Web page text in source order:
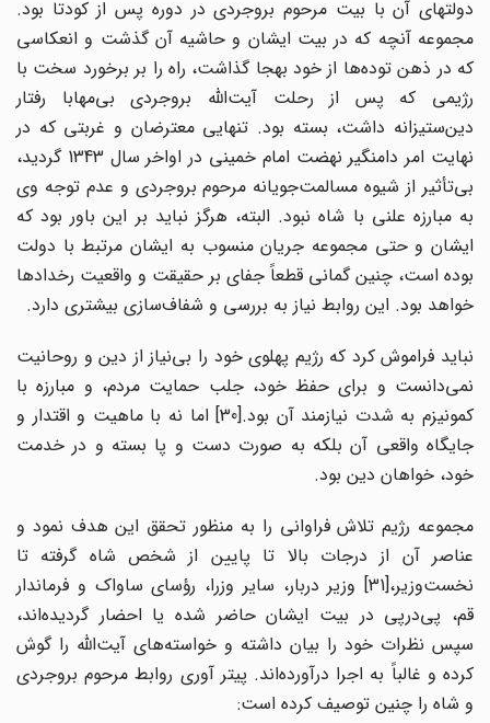
دولتهای آن با بیت مرحوم بروجردی در دوره پس از کودتا بود.
مجموعه آنچه که در بیت ایشان و حاشیه آن گذشت و انعکاسی
که در ذهن توده‌ها از خود به‎جا گذاشت، راه را بر برخورد سخت با
رژیمی که پس از رحلت آیت‌الله بروجردی بی‌مهابا رفتار
دین‌ستیزانه داشت، بسته بود. تنهایی معترضان و غربتی که در
نهایت امر دامنگیر نهضت امام خمینی در اواخر سال 1343 گردید،
بی‌تأثیر از شیوه مسالمت‌جویانه مرحوم بروجردی و عدم توجه وی
به مبارزه علنی با شاه نبود. البته، هرگز نباید بر این باور بود که
ایشان و حتی مجموعه جریان منسوب به ایشان مرتبط با دولت
بوده است، چنین گمانی قطعاً جفای بر حقیقت و واقعیت رخدادها
خواهد بود. این روابط نیاز به بررسی و شفاف‌سازی بیشتری دارد.
نباید فراموش کرد که رژیم پهلوی خود را بی‌نیاز از دین و روحانیت
نمی‌دانست و برای حفظ خود، جلب حمایت مردم، و مبارزه با
کمونیزم به شدت نیازمند آن بود.[30] اما نه با ماهیت و اقتدار و
جایگاه واقعی آن بلکه به صورت دست و پا بسته و در خدمت
خود، خواهان دین بود.
مجموعه رژیم تلاش فراوانی را به منظور تحقق این هدف نمود و
عناصر آن از درجات بالا تا پایین از شخص شاه گرفته تا
نخست‌وزیر،[31] وزیر دربار، سایر وزرا، رؤسای ساواک و فرماندار
قم، پی‌درپی در بیت ایشان حاضر شده یا احضار گردیده‌اند،
سپس نظرات خود را بیان داشته و خواسته‌های آیت‌الله را گوش
کرده و غالباً به اجرا درآورده‌اند. پیتر آوری روابط مرحوم بروجردی
و شاه را چنین توصیف کرده است: